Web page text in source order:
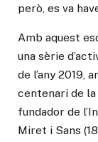
però, es va
Amb aquest
una sèrie
de l’any 2019,
centenari de
fundador de
Miret i Sans